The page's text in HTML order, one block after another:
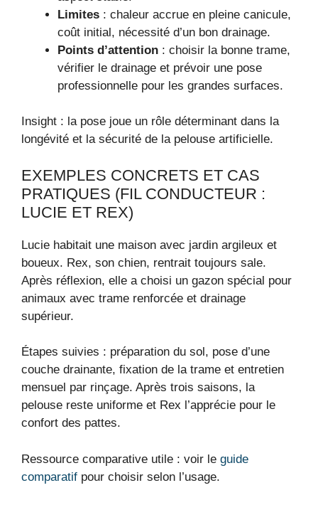
Limites : chaleur accrue en pleine canicule,
coût initial, nécessité d’un bon drainage.
Points d’attention : choisir la bonne trame,
vérifier le drainage et prévoir une pose
professionnelle pour les grandes surfaces.
Insight : la pose joue un rôle déterminant dans la
longévité et la sécurité de la pelouse artificielle.
EXEMPLES CONCRETS ET CAS
PRATIQUES (FIL CONDUCTEUR :
LUCIE ET REX)
Lucie habitait une maison avec jardin argileux et
boueux. Rex, son chien, rentrait toujours sale.
Après réflexion, elle a choisi un gazon spécial pour
animaux avec trame renforcée et drainage
supérieur.
Étapes suivies : préparation du sol, pose d’une
couche drainante, fixation de la trame et entretien
mensuel par rinçage. Après trois saisons, la
pelouse reste uniforme et Rex l’apprécie pour le
confort des pattes.
Ressource comparative utile : voir le guide
comparatif pour choisir selon l’usage.